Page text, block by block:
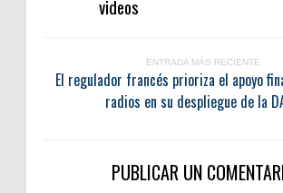
videos
ENTRADA MÁS RECIENTE
El regulador francés prioriza el apoyo
radios en su despliegue de la
PUBLICAR UN